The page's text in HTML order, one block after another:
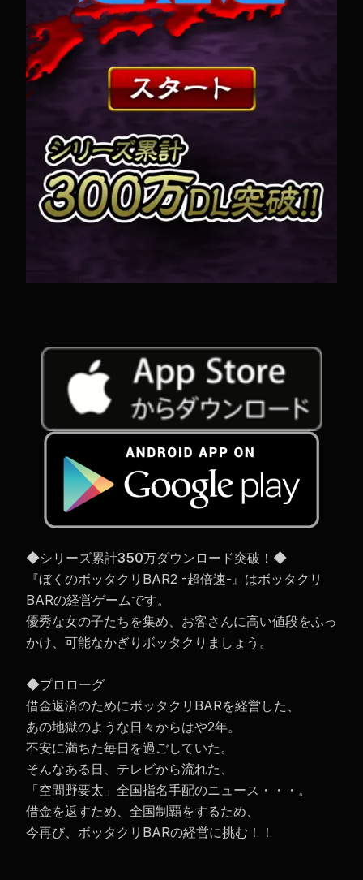
◆シリーズ累計350万ダウンロード突破！◆
『ぼくのボッタクリBAR2 -超倍速-』はボッタクリ
BARの経営ゲームです。
優秀な女の子たちを集め、お客さんに高い値段をふっ
かけ、可能なかぎりボッタクりましょう。
◆プロローグ
借金返済のためにボッタクリBARを経営した、
あの地獄のような日々からはや2年。
不安に満ちた毎日を過ごしていた。
そんなある日、テレビから流れた、
「空間野要太」全国指名手配のニュース・・・。
借金を返すため、全国制覇をするため、
今再び、ボッタクリBARの経営に挑む！！